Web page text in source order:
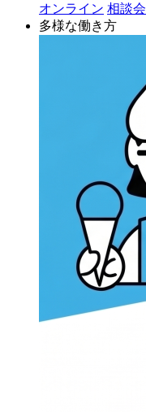
オンライン 相談会
多様な働き方